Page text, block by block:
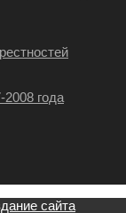
года
сайта